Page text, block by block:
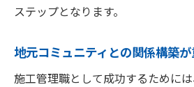
ステップとなります。
地元コミュニティとの関係構築
施工管理職として成功するために